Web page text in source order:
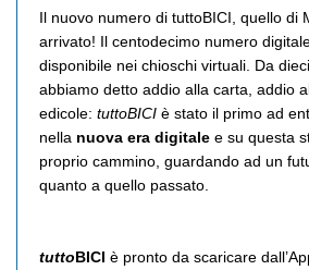
Il nuovo numero di tuttoBICI, quello di
arrivato! Il centodecimo numero
disponibile nei chioschi virtuali. Da
abbiamo detto addio alla carta, addio
edicole: tuttoBICI è stato il primo ad
nella nuova era digitale e su questa
proprio cammino, guardando ad un
quanto a quello passato.
tuttoBICI è pronto da scaricare